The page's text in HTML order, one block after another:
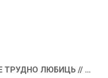
ТРУДНО ЛЮБИЦЬ // …